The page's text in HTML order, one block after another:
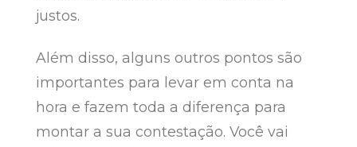
justos.
Além disso, alguns outros pontos são
importantes para levar em conta na
hora e fazem toda a diferença para
montar a sua contestação. Você vai